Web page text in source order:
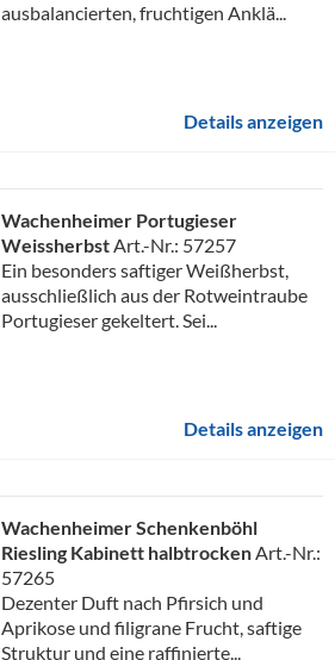
ausbalancierten, fruchtigen Anklä...
Details anzeigen
Wachenheimer Portugieser
WeissherbstArt.-Nr.: 57257
Ein besonders saftiger Weißherbst,
ausschließlich aus der Rotweintraube
Portugieser gekeltert. Sei...
Details anzeigen
Wachenheimer Schenkenböhl
Riesling Kabinett halbtrockenArt.-Nr.:
57265
Dezenter Duft nach Pfirsich und
Aprikose und filigrane Frucht, saftige
Struktur und eine raffinierte...